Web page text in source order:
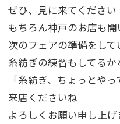
ぜひ、見に来てください
もちろん神戸のお店も開
次のフェアの準備をして
糸紡ぎの練習もしてるか
「糸紡ぎ、ちょっとや
来店くださいね
よろしくお願い申し上げ